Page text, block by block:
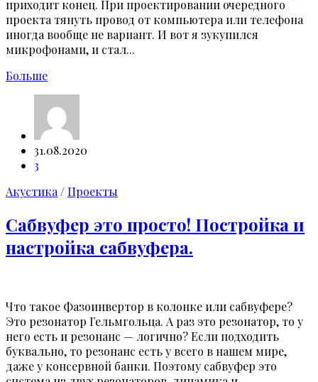
приходит конец. При проектировании очередного
проекта тянуть провод от компьютера или телефона
иногда вообще не вариант. И вот я зукупился
микрофонами, и стал...
Больше
31.08.2020
3
Акустика /Проекты
Сабвуфер это просто! Постройка и
настройка сабвуфера.
Что такое Фазоинвертор в колонке или сабвуфере?
Это резонатор Гельмгольца. А раз это резонатор, то у
него есть и резонанс — логично? Если подходить
буквально, то резонанс есть у всего в нашем мире,
даже у консервной банки. Поэтому сабвуфер это